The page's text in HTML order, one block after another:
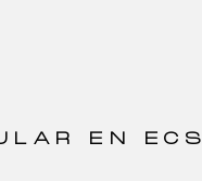
EN ECS